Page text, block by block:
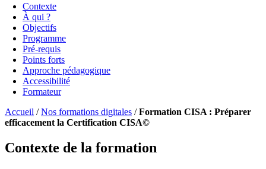
Contexte
À qui ?
Objectifs
Programme
Pré-requis
Points forts
Approche pédagogique
Accessibilité
Formateur
Accueil /Nos formations digitales /Formation CISA : Préparer
efficacement la Certification CISA©
Contexte de la formation